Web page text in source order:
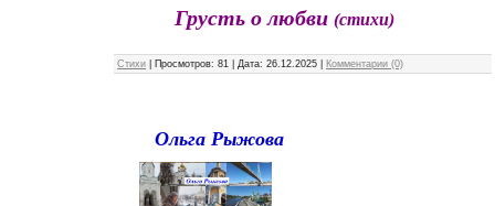
Грусть о любви (стихи)
Стихи Просмотров: 81 Дата: 26.12.2025 Комментарии (0)
Ольга Рыжова